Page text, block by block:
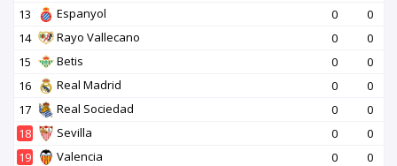
13
Espanyol 0
0
14
Rayo Vallecano 0
0
15
Betis 0
0
16
Real Madrid 0
0
17
Real Sociedad 0
0
18
Sevilla 0
0
19
Valencia 0
0